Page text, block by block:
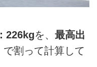
226kgを、 最高出
で割って計算して